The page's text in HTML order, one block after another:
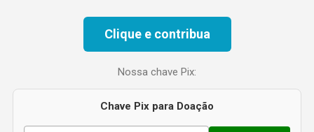
Clique e contribua
Nossa chave Pix:
Chave Pix para Doação